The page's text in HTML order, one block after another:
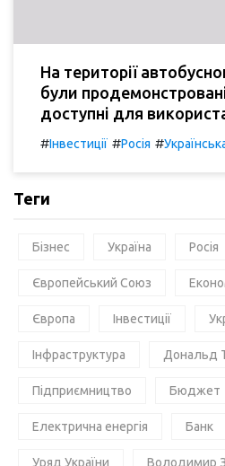
На території
були
доступні для
#Інвестиції #Росія #
Теги
Бізнес Україна Росія
Європейський Союз
Європа Інвестиції
Інфраструктура Дональд
Підприємництво Бюджет
Електрична енергія Банк
Уряд України Володимир